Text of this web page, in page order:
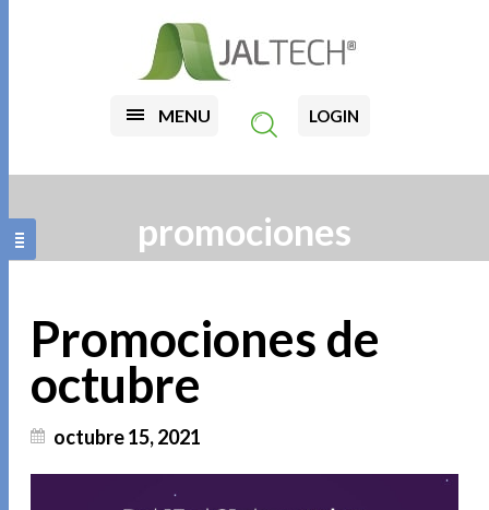
MENU LOGIN
promociones
Promociones de
octubre
octubre 15, 2021